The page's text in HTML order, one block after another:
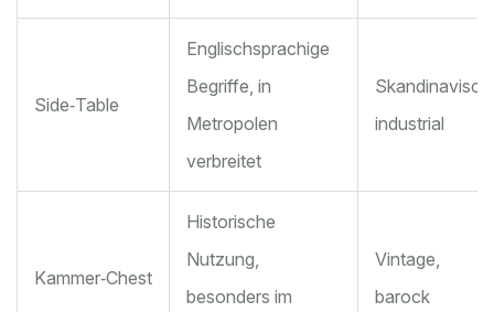
Side‑Table
Englischsprachige
Begriffe, in
Metropolen
verbreitet
Skandinavisch,
industrial
Kammer‑Chest
Historische
Nutzung,
besonders im
Vintage,
barock